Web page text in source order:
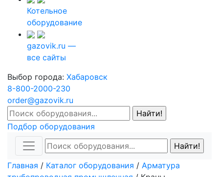
Котельное
оборудование
gazovik.ru —
все сайты
Выбор города: Хабаровск
8-800-2000-230
order@gazovik.ru
Подбор оборудования
Главная / Каталог оборудования / Арматура